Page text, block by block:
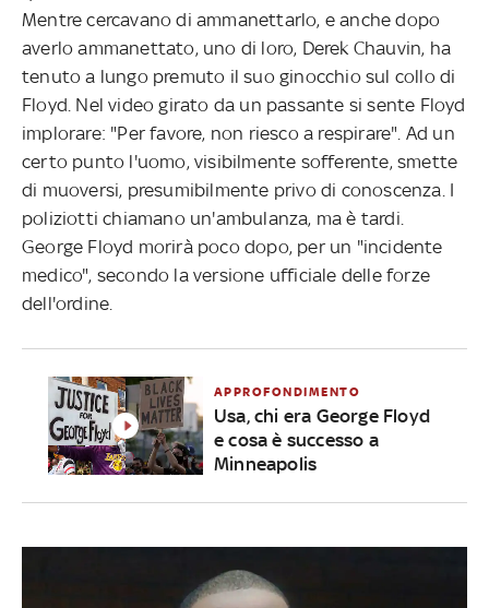
Mentre cercavano di ammanettarlo, e anche dopo
averlo ammanettato, uno di loro, Derek Chauvin, ha
tenuto a lungo premuto il suo ginocchio sul collo di
Floyd. Nel video girato da un passante si sente Floyd
implorare: "Per favore, non riesco a respirare". Ad un
certo punto l'uomo, visibilmente sofferente, smette
di muoversi, presumibilmente privo di conoscenza. I
poliziotti chiamano un'ambulanza, ma è tardi.
George Floyd morirà poco dopo, per un "incidente
medico", secondo la versione ufficiale delle forze
dell'ordine.
APPROFONDIMENTO
Usa, chi era George Floyd
e cosa è successo a
Minneapolis